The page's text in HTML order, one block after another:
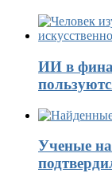
ИИ в
Ученые